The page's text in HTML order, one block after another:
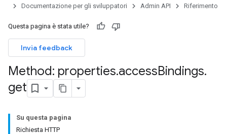
Documentazione per gli sviluppatori
Admin API Riferimento
Questa pagina è stata utile?
Invia feedback
Method: properties.accessBindings.
get
Su questa pagina
Richiesta HTTP